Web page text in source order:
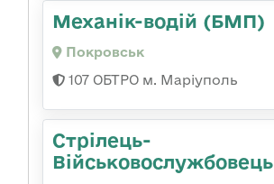
Механік-водій (БМП)
Покровськ
107 ОБТРО м. Маріуполь
Стрілець-
Військовослужбовець